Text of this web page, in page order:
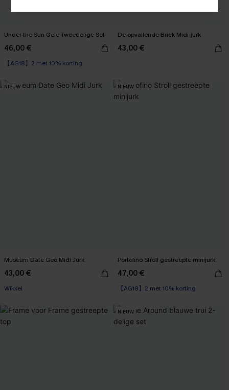
Under the Sun Gele Tweedelige Set
46,00 €
【AG18】2 met 10% korting
De opvallende Brick Midi-jurk
43,00 €
NIEUW
Museum Date Geo Midi Jurk
43,00 €
Wikkel
NIEUW
Portofino Stroll gestreepte minijurk
47,00 €
【AG18】2 met 10% korting
NIEUW